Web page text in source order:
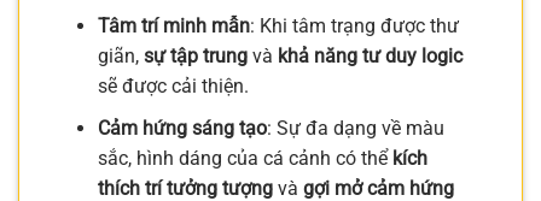
Tâm trí minh mẫn: Khi tâm trạng được thư
giãn, sự tập trungvà khả năng tư duy logic
sẽ được cải thiện.
Cảm hứng sáng tạo: Sự đa dạng về màu
sắc, hình dáng của cá cảnh có thể kích
thích trí tưởng tượngvà gợi mở cảm hứng